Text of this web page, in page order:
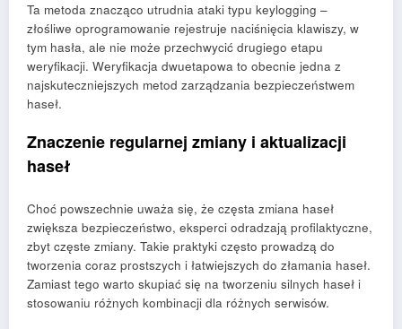
Ta metoda znacząco utrudnia ataki typu keylogging –
złośliwe oprogramowanie rejestruje naciśnięcia klawiszy, w
tym hasła, ale nie może przechwycić drugiego etapu
weryfikacji. Weryfikacja dwuetapowa to obecnie jedna z
najskuteczniejszych metod zarządzania bezpieczeństwem
haseł.
Znaczenie regularnej zmiany i aktualizacji
haseł
Choć powszechnie uważa się, że częsta zmiana haseł
zwiększa bezpieczeństwo, eksperci odradzają profilaktyczne,
zbyt częste zmiany. Takie praktyki często prowadzą do
tworzenia coraz prostszych i łatwiejszych do złamania haseł.
Zamiast tego warto skupiać się na tworzeniu silnych haseł i
stosowaniu różnych kombinacji dla różnych serwisów.